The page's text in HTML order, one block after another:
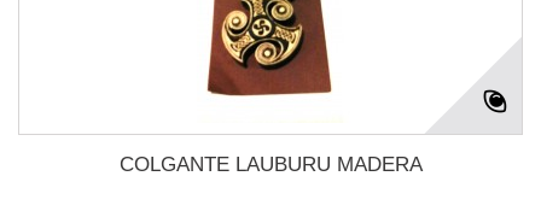
COLGANTE LAUBURU MADERA